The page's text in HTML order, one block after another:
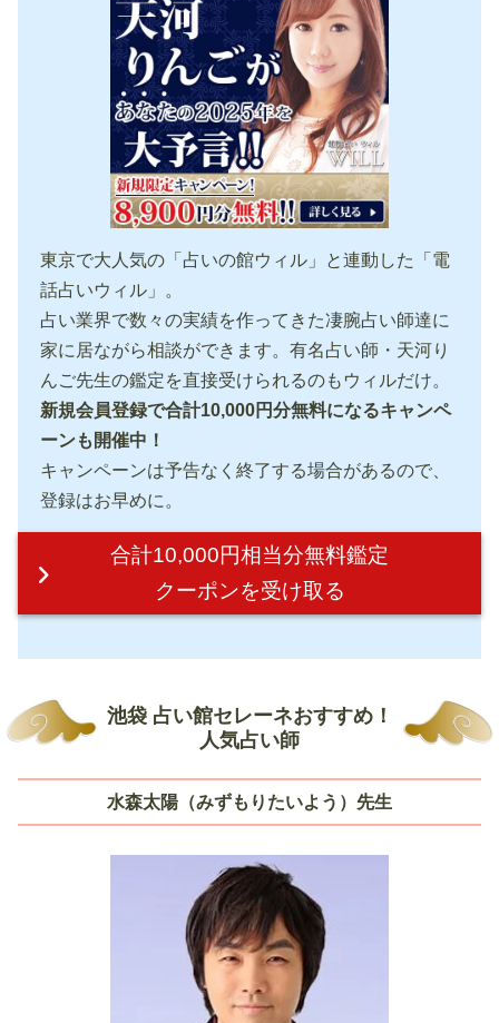
東京で大人気の「占いの館ウィル」と連動した「電
話占いウィル」。
占い業界で数々の実績を作ってきた凄腕占い師達に
家に居ながら相談ができます。有名占い師・天河り
んご先生の鑑定を直接受けられるのもウィルだけ。
新規会員登録で合計10,000円分無料になるキャンペ
ーンも開催中！
キャンペーンは予告なく終了する場合があるので、
登録はお早めに。
合計10,000円相当分無料鑑定
クーポンを受け取る
池袋 占い館セレーネおすすめ！
人気占い師
水森太陽（みずもりたいよう）先生